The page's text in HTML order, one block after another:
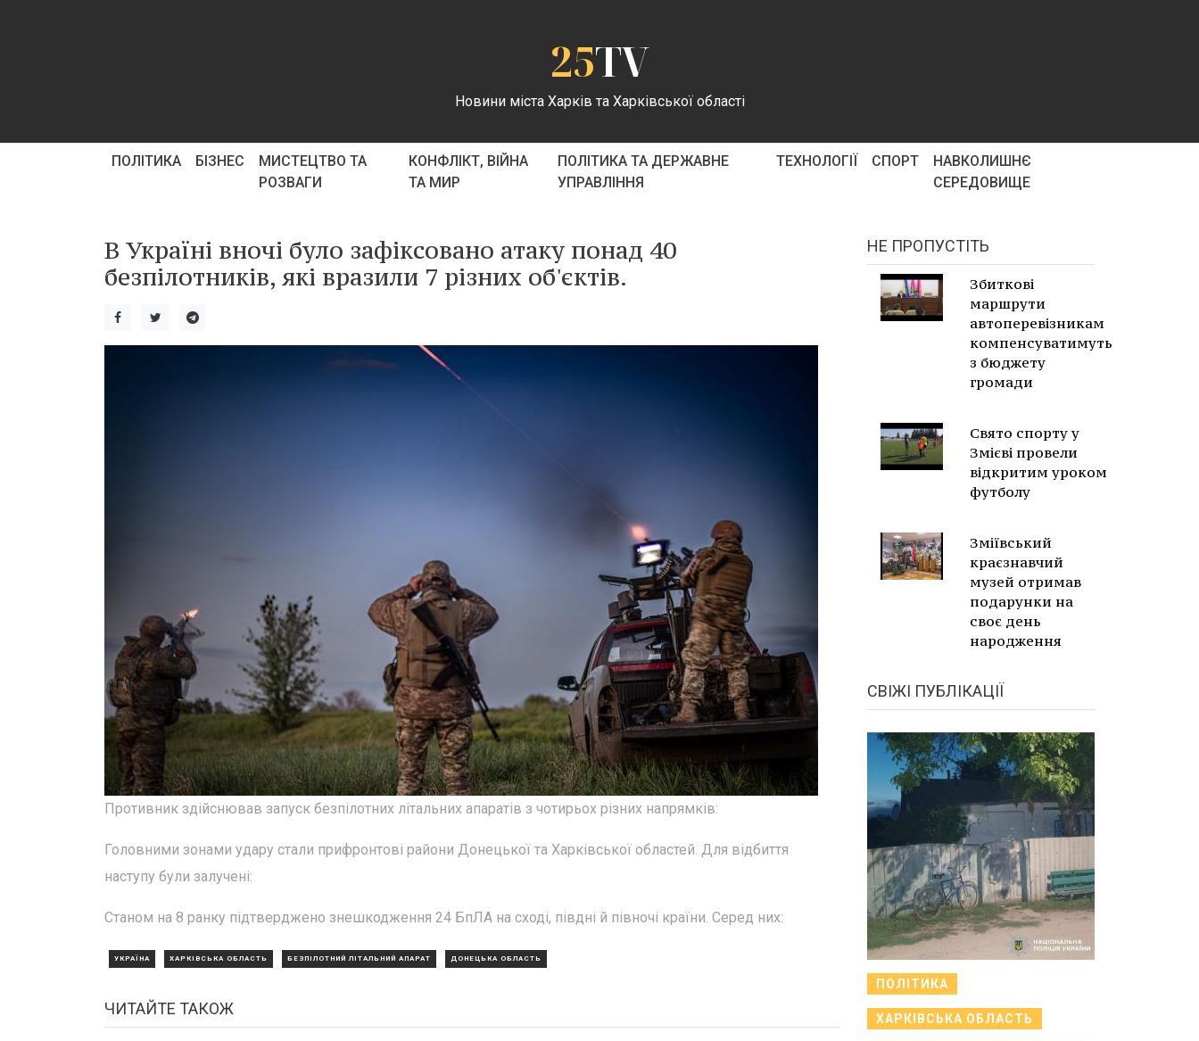
25TV
Новини міста Харків та Харківської області
ПОЛІТИКА БІЗНЕС
МИСТЕЦТВО ТА
РОЗВАГИ
КОНФЛІКТ, ВІЙНА
ТА МИР
ПОЛІТИКА ТА ДЕРЖАВНЕ
УПРАВЛІННЯ
ТЕХНОЛОГІЇ СПОРТ
НАВКОЛИШНЄ
СЕРЕДОВИЩЕ
В Україні вночі було зафіксовано атаку понад 40
безпілотників, які вразили 7 різних об'єктів.
Противник здійснював запуск безпілотних літальних апаратів з чотирьох різних напрямків:
Головними зонами удару стали прифронтові райони Донецької та Харківської областей. Для відбиття
наступу були залучені:
Станом на 8 ранку підтверджено знешкодження 24 БпЛА на сході, півдні й півночі країни. Серед них:
УКРАЇНА ХАРКІВСЬКА ОБЛАСТЬ БЕЗПІЛОТНИЙ ЛІТАЛЬНИЙ АПАРАТ ДОНЕЦЬКА ОБЛАСТЬ
ЧИТАЙТЕ ТАКОЖ
НЕ ПРОПУСТІТЬ
Збиткові
маршрути
автоперевізникам
компенсуватимуть
з бюджету
громади
Свято спорту у
Змієві провели
відкритим уроком
футболу
Зміївський
краєзнавчий
музей отримав
подарунки на
своє день
народження
СВІЖІ ПУБЛІКАЦІЇ
ПОЛІТИКА
ХАРКІВСЬКА ОБЛАСТЬ